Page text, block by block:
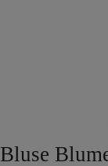
Bluse